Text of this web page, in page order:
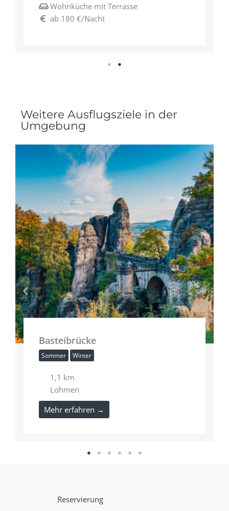
Wohnküche mit Terrasse
ab 180 €/Nacht
Weitere Ausflugsziele in der
Umgebung
Basteibrücke
Sommer Winter
1,1 km
Lohmen
Mehr erfahren →
Reservierung